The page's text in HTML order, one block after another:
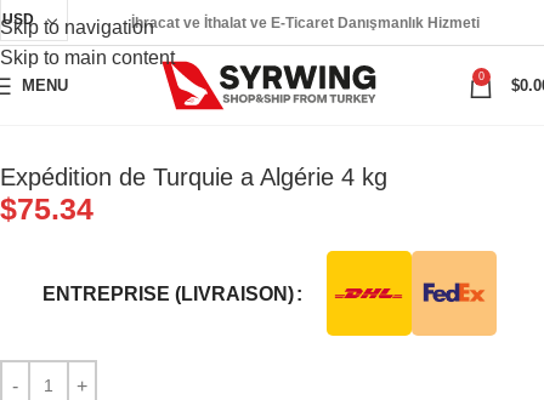
Skip to navigation
Skip to main content
USD İhracat ve İthalat ve E-Ticaret Danışmanlık Hizmeti
MENU
0
$
Expédition de Turquie a Algérie 4 kg
$75.34
ENTREPRISE (LIVRAISON)